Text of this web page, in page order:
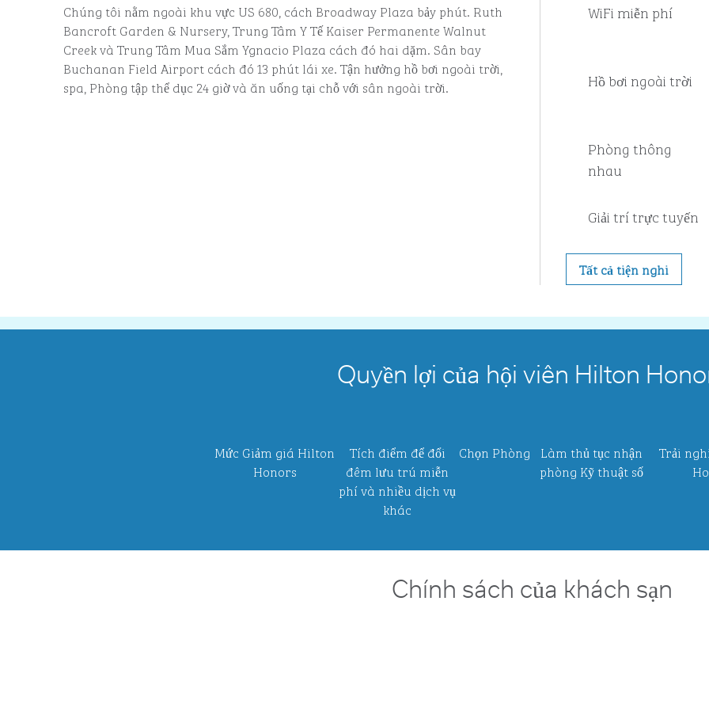
Chúng tôi nằm ngoài khu vực US 680, cách Broadway Plaza bảy phút. Ruth
Bancroft Garden & Nursery, Trung Tâm Y Tế Kaiser Permanente Walnut
Creek và Trung Tâm Mua Sắm Ygnacio Plaza cách đó hai dặm. Sân bay
Buchanan Field Airport cách đó 13 phút lái xe. Tận hưởng hồ bơi ngoài trời,
spa, Phòng tập thể dục 24 giờ và ăn uống tại chỗ với sân ngoài trời.
WiFi miễn phí
Hồ bơi ngoài trời
Phòng thông
nhau
Giải trí trực tuyến
Tất cả tiện nghi
Quyền lợi của hội viên Hilton
Mức Giảm giá Hilton
Honors
Tích điểm để đổi
đêm lưu trú miễn
phí và nhiều dịch vụ
khác
Chọn Phòng
Làm thủ tục nhận
phòng Kỹ thuật số
Trải
Chính sách của khách sạn